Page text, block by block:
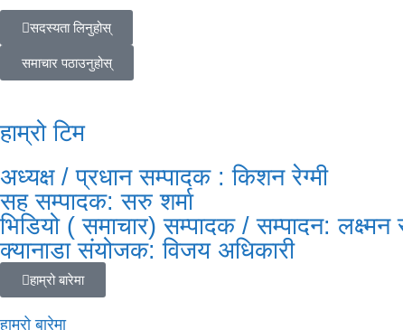
सदस्यता लिनुहोस्
समाचार पठाउनुहोस्
हाम्रो टिम
अध्यक्ष / प्रधान सम्पादक : किशन रेग्मी
सह सम्पादक: सरु शर्मा
भिडियो ( समाचार) सम्पादक / सम्पादन: लक्ष्मन
क्यानाडा संयोजक: विजय अधिकारी
हाम्रो बारेमा
हाम्रो बारेमा